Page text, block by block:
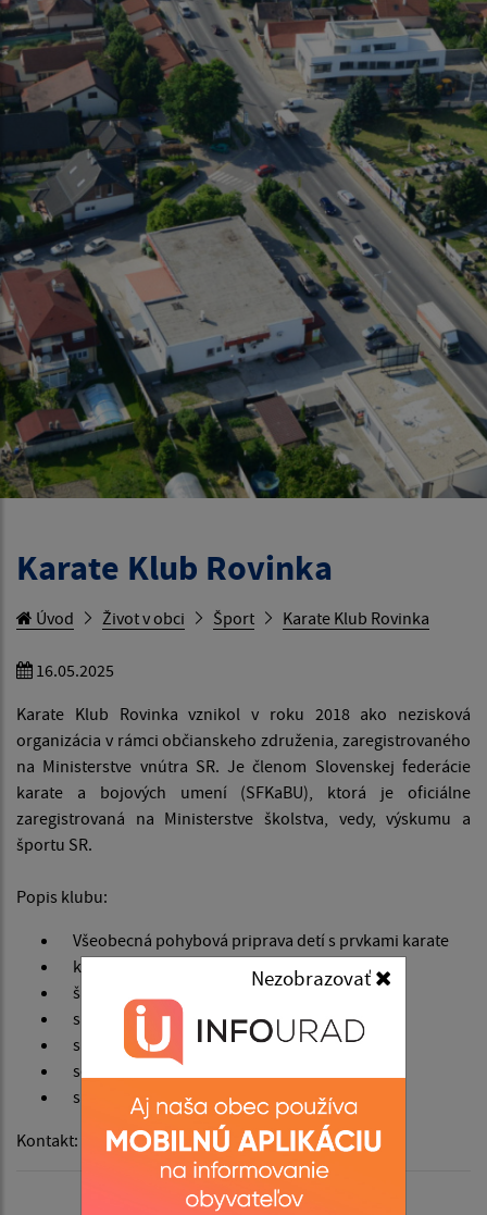
Nezobrazovať
Karate Klub Rovinka
Úvod Život v obci Šport Karate Klub Rovinka
16.05.2025
Karate Klub Rovinka vznikol v roku 2018 ako nezisková
organizácia v rámci občianskeho združenia, zaregistrovaného
na Ministerstve vnútra SR. Je členom Slovenskej federácie
karate a bojových umení (SFKaBU), ktorá je oficiálne
zaregistrovaná na Ministerstve školstva, vedy, výskumu a
športu SR.
Popis klubu:
Všeobecná pohybová priprava detí s prvkami karate
kata
športové karate kumite pre deti
skúšky technickej vyspelosti (páskovanie)
sústredenia
semináre
sútaže pre deti (domáce a medzinárodné)
Kontakt:
karaterovinka@gmail.com